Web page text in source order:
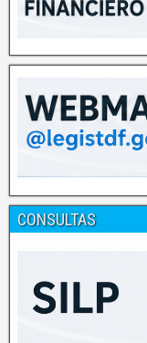
CONSULTAS